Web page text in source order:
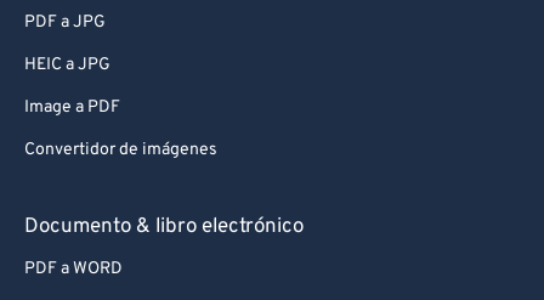
PDF a JPG
HEIC a JPG
Image a PDF
Convertidor de imágenes
Documento & libro electrónico
PDF a WORD